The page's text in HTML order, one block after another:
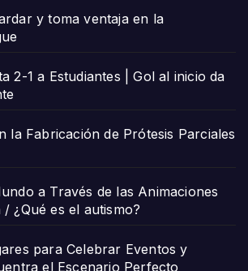
y toma ventaja en la
2-1 a Estudiantes | Gol al inicio da
la Fabricación de Prótesis Parciales
a Través de las Animaciones
¿Qué es el autismo?
para Celebrar Eventos y
el Escenario Perfecto